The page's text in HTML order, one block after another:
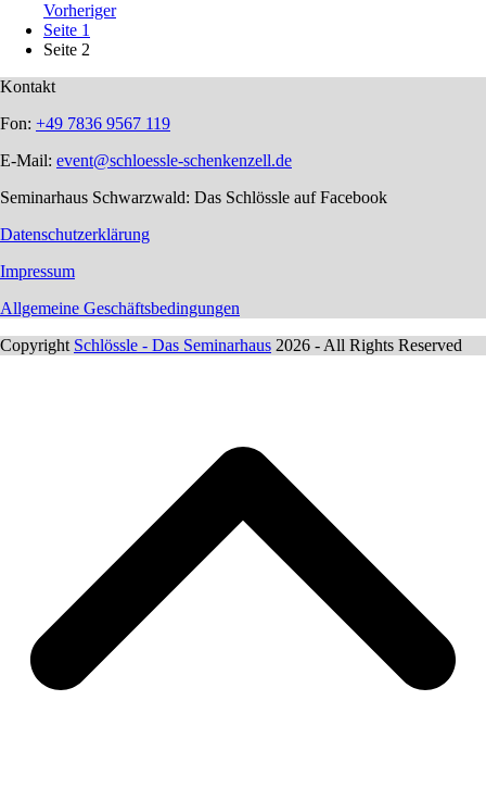
Vorheriger
Seite 1
Seite 2
Kontakt
Fon: +49 7836 9567 119
E-Mail: event@schloessle-schenkenzell.de
Seminarhaus Schwarzwald: Das Schlössle auf Facebook
Datenschutzerklärung
Impressum
Allgemeine Geschäftsbedingungen
Copyright Schlössle - Das Seminarhaus 2026 - All Rights Reserved